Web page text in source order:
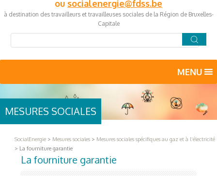
ou socialenergie@fdss.be
à destination des travailleurs et travailleuses sociales de la Région de Bruxelles-
Capitale
MENU
SocialEnergie > Mesures sociales > Mesures sociales spécifiques au gaz et à l’électricité
> La fourniture garantie
MESURES SOCIALES
La fourniture garantie